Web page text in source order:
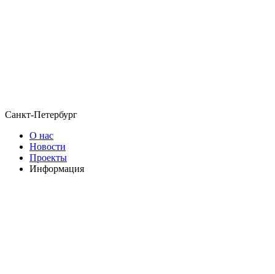
Санкт-Петербург
О нас
Новости
Проекты
Информация